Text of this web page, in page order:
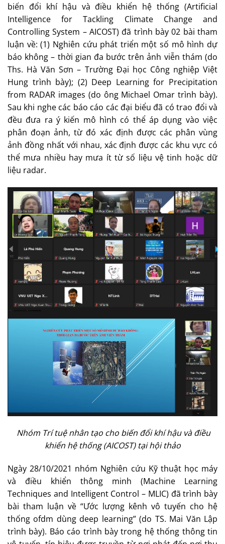
biến đổi khí hậu và điều khiển hệ thống (Artificial
Intelligence for Tackling Climate Change and
Controlling System – AICOST) đã trình bày 02 bài tham
luận về: (1) Nghiên cứu phát triển một số mô hình dự
báo không – thời gian đa bước trên ảnh viễn thám (do
Ths. Hà Văn Sơn – Trường Đại học Công nghiệp Việt
Hung trình bày); (2) Deep Learning for Precipitation
from RADAR images (do ông Michael Omar trình bày).
Sau khi nghe các báo cáo các đại biểu đã có trao đổi và
đều đưa ra ý kiến mô hình có thể áp dụng vào việc
phân đoạn ảnh, từ đó xác định được các phân vùng
ảnh đồng nhất với nhau, xác định được các khu vực có
thể mưa nhiều hay mưa ít từ số liệu vệ tinh hoặc dữ
liệu radar.
Nhóm Trí tuệ nhân tạo cho biến đổi khí hậu và điều
khiển hệ thống (AICOST) tại hội thảo
Ngày 28/10/2021 nhóm Nghiên cứu Kỹ thuật học máy
và điều khiển thông minh (Machine Learning
Techniques and Intelligent Control – MLIC) đã trình bày
bài tham luận về “Ước lượng kênh vô tuyến cho hệ
thống ofdm dùng deep learning” (do TS. Mai Văn Lập
trình bày). Báo cáo trình bày trong hệ thống thông tin